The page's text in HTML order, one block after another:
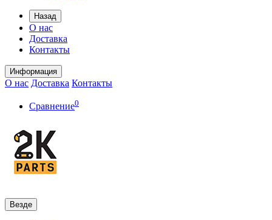
Назад
О нас
Доставка
Контакты
Информация
О нас Доставка Контакты
Сравнение0
Везде